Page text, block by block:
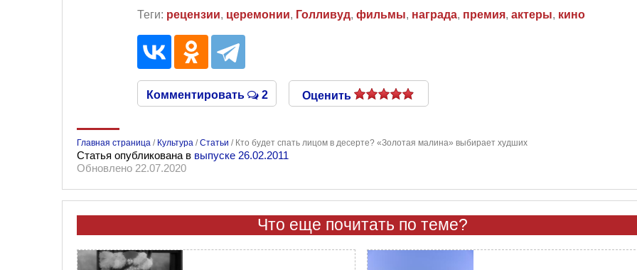
Теги: рецензии, церемонии, Голливуд, фильмы, награда, премия, актеры, кино
Комментировать 2 Оценить
Главная страница / Культура /Статьи / Кто будет спать лицом в десерте? «Золотая малина» выбирает худших
Статья опубликована в выпуске 26.02.2011
Обновлено 22.07.2020
Что еще почитать по теме?